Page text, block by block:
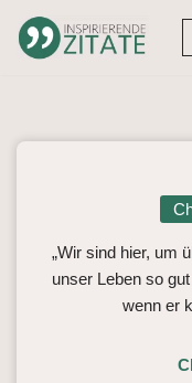
Zum
„Wir sind hier, um
unser Leben so
wenn er